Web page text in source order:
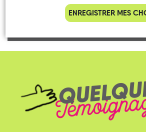
CONTACTEZ-NOUS
ENREGISTRER MES